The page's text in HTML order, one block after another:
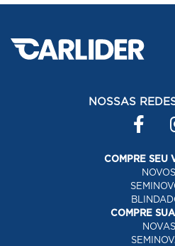
NOSSAS
COMPRE SEU
NOVOS
COMPRE
NOVAS